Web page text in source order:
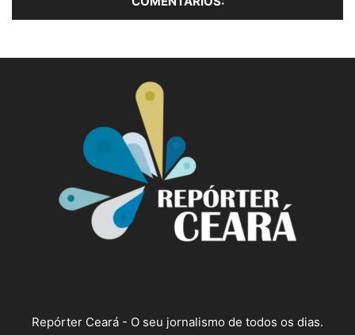
Repórter Ceará - O seu jornalismo de todos os dias.